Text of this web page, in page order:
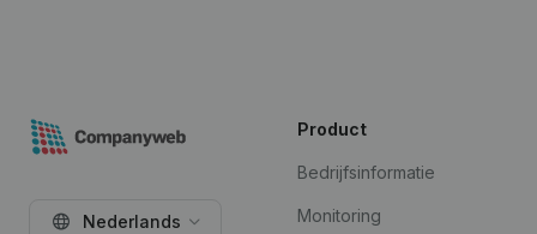
Nederlands
Product
Bedrijfsinformatie
Monitoring